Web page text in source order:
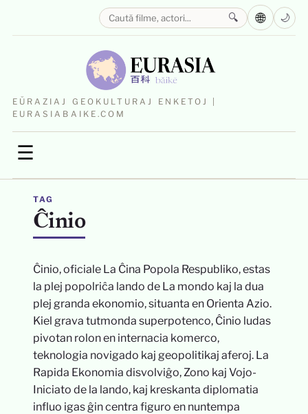
EŬRAZIAJ GEOKULTURAJ ENKETOJ |
EURASIABAIKE.COM
☰
🔍 🌐 🌙
TAG
Ĉinio
Ĉinio, oficiale La Ĉina Popola Respubliko, estas
la plej popolriĉa lando de La mondo kaj la dua
plej granda ekonomio, situanta en Orienta Azio.
Kiel grava tutmonda superpotenco, Ĉinio ludas
pivotan rolon en internacia komerco,
teknologia novigado kaj geopolitikaj aferoj. La
Rapida Ekonomia disvolviĝo, Zono kaj Vojo-
Iniciato de la lando, kaj kreskanta diplomatia
influo igas ĝin centra figuro en nuntempa